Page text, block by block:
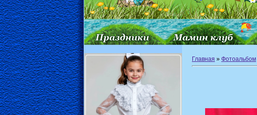
Главная » Фотоальбом